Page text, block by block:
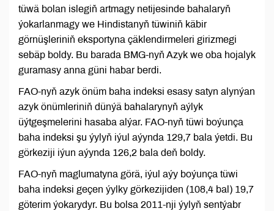
tüwä bolan islegiň artmagy netijesinde bahalaryň
ýokarlanmagy we Hindistanyň tüwiniň käbir
görnüşleriniň eksportyna çäklendirmeleri girizmegi
sebäp boldy. Bu barada BMG-nyň Azyk we oba hojalyk
guramasy anna güni habar berdi.
FAO-nyň azyk önüm baha indeksi esasy satyn alynýan
azyk önümleriniň dünýä bahalarynyň aýlyk
üýtgeşmelerini hasaba alýar. FAO-nyň tüwi boýunça
baha indeksi şu ýylyň iýul aýynda 129,7 bala ýetdi. Bu
görkeziji iýun aýynda 126,2 bala deň boldy.
FAO-nyň maglumatyna görä, iýul aýy boýunça tüwi
baha indeksi geçen ýylky görkezijiden (108,4 bal) 19,7
göterim ýokarydyr. Bu bolsa 2011-nji ýylyň sentýabr